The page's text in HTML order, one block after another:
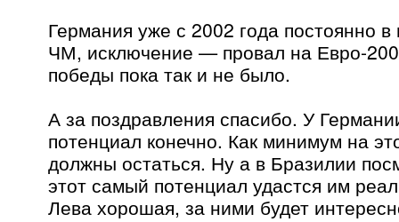
Германия уже с 2002 года постоянно
ЧМ, исключение — провал на Евро-
победы пока так и не было.
А за поздравления спасибо. У
потенциал конечно. Как минимум на
должны остаться. Ну а в Бразилии
этот самый потенциал удастся им
Лева хорошая, за ними будет